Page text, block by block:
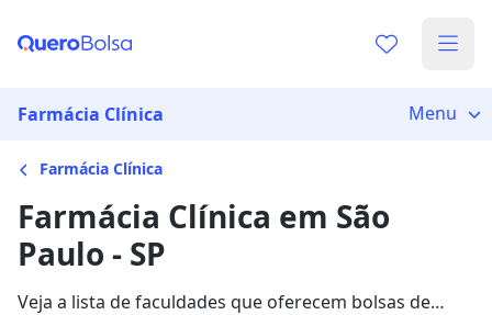
Farmácia Clínica Menu
Farmácia Clínica
Farmácia Clínica em São
Paulo - SP
Veja a lista de faculdades que oferecem bolsas de